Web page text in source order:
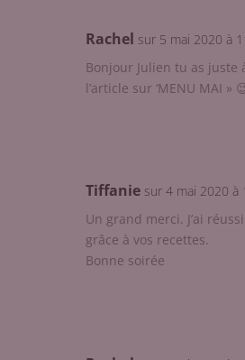
Rachel sur 5 mai 2020 à
Bonjour Julien tu as juste
l’article sur ‘MENU MAI »
Tiffanie sur 4 mai 2020 à
Un grand merci. J’ai
grâce à vos recettes.
Bonne soirée